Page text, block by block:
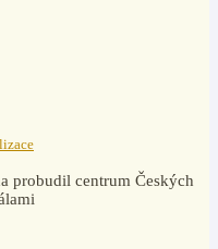
probudil centrum Českých